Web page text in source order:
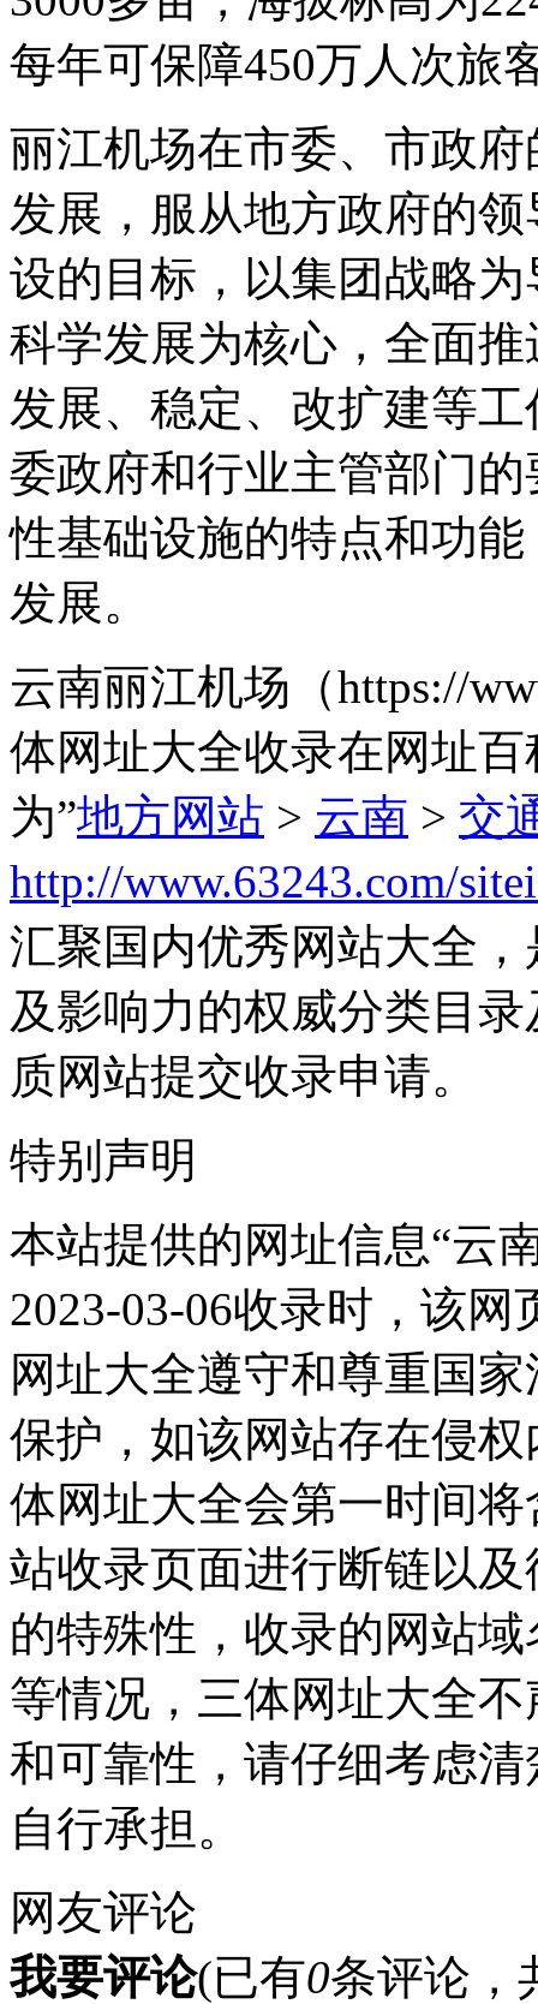
每年可保障450万人次旅
丽江机场在市委、市政
发展，服从地方政府的
设的目标，以集团战略
科学发展为核心，全面
发展、稳定、改扩建等
委政府和行业主管部门
性基础设施的特点和功
发展。
云南丽江机场（https://
体网址大全收录在网址
为”地方网站 > 云南 > 交
http://www.63243.com/
汇聚国内优秀网站大全
及影响力的权威分类目
质网站提交收录申请。
特别声明
本站提供的网址信息“云
2023-03-06收录时，该
网址大全遵守和尊重国
保护，如该网站存在侵
体网址大全会第一时间
站收录页面进行断链以
的特殊性，收录的网站
等情况，三体网址大全
和可靠性，请仔细考虑
自行承担。
网友评论
我要评论(已有0条评论，